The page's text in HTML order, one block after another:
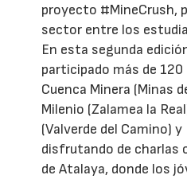
proyecto #MineCrush,
sector entre los
En esta segunda
participado más de
Cuenca Minera (Minas
Milenio (Zalamea la
(Valverde del Camino) y
disfrutando de charlas
de Atalaya, donde los